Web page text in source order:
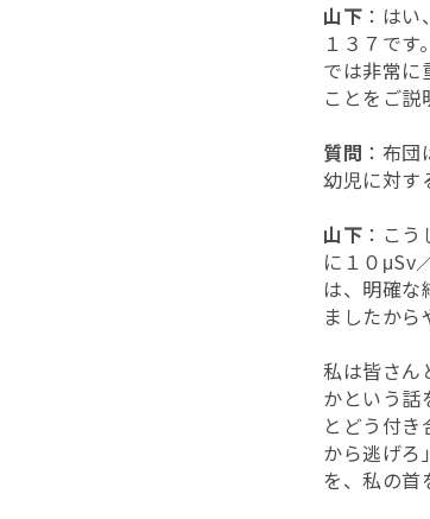
山下 ：は
１３７で
では非常に
ことをご説
質問 ：布
幼児に対す
山下 ：こ
に１０μSv
は、明確な
ましたから
私は皆さん
かという話
とどう付
から逃げろ
を、私の首